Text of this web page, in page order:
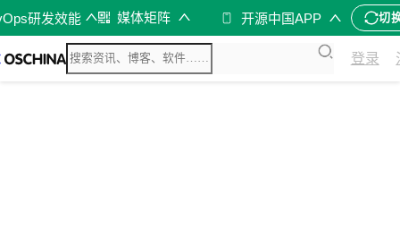
研发效能 媒体矩阵 开源中国APP 切
登录